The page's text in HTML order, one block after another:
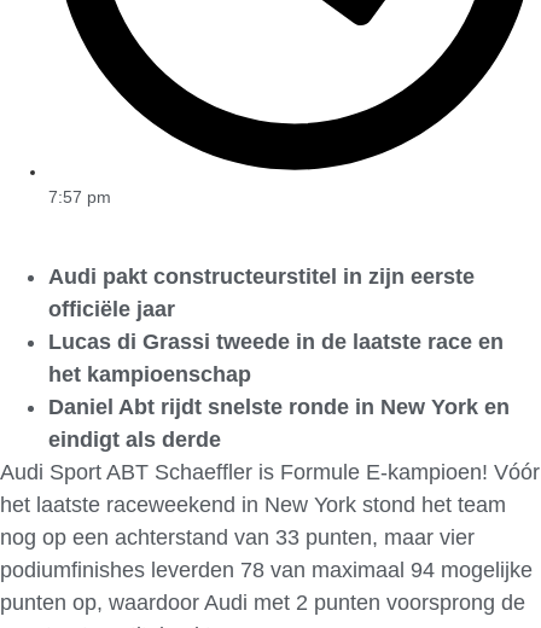
7:57 pm
Audi pakt constructeurstitel in zijn eerste
officiële jaar
Lucas di Grassi tweede in de laatste race en
het kampioenschap
Daniel Abt rijdt snelste ronde in New York en
eindigt als derde
Audi Sport ABT Schaeffler is Formule E-kampioen! Vóór
het laatste raceweekend in New York stond het team
nog op een achterstand van 33 punten, maar vier
podiumfinishes leverden 78 van maximaal 94 mogelijke
punten op, waardoor Audi met 2 punten voorsprong de